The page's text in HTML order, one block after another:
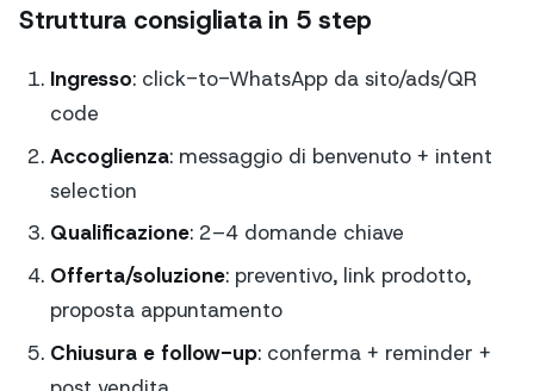
Struttura consigliata in 5 step
Ingresso: click-to-WhatsApp da sito/ads/QR
code
Accoglienza: messaggio di benvenuto + intent
selection
Qualificazione: 2–4 domande chiave
Offerta/soluzione: preventivo, link prodotto,
proposta appuntamento
Chiusura e follow-up: conferma + reminder +